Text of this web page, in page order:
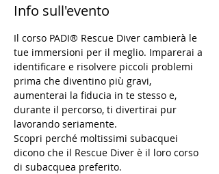
Info sull'evento
Il corso PADI® Rescue Diver cambierà le
tue immersioni per il meglio. Imparerai a
identificare e risolvere piccoli problemi
prima che diventino più gravi,
aumenterai la fiducia in te stesso e,
durante il percorso, ti divertirai pur
lavorando seriamente.
Scopri perché moltissimi subacquei
dicono che il Rescue Diver è il loro corso
di subacquea preferito.